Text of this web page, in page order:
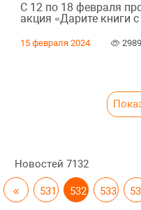
С 12 по 18 февраля
акция «Дарите книги
15 февраля 2024 2989
Новостей 7132
« 531 532 533